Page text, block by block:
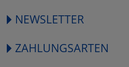
NEWSLETTER
ZAHLUNGSARTEN